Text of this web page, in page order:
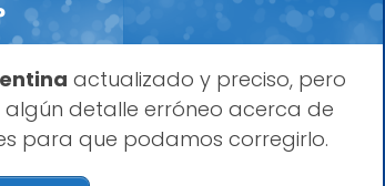
actualizado y preciso, pero
detalle erróneo acerca de
para que podamos corregirlo.